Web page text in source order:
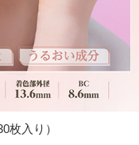
枚入り）